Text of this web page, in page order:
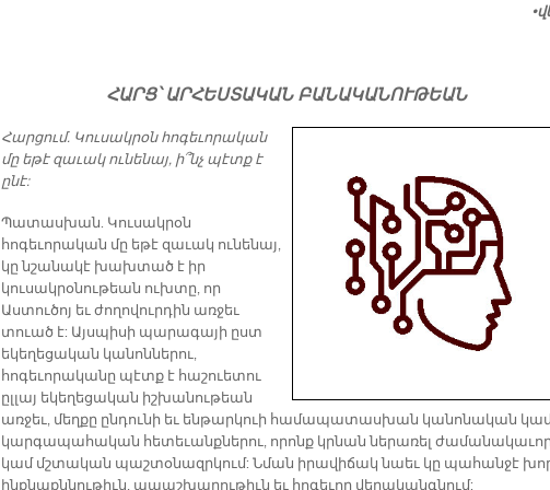
ՀԱՐՑ՝ ԱՐՀԵՍՏԱԿԱՆ ԲԱՆԱԿԱՆՈՒԹԵԱՆ
Հարցում. Կուսակրօն հոգեւորական
մը եթէ զաւակ ունենայ, ի՞նչ պէտք է
ընէ:
Պատասխան. Կուսակրօն
հոգեւորական մը եթէ զաւակ ունենայ,
կը նշանակէ խախտած է իր
կուսակրօնութեան ուխտը, որ
Աստուծոյ եւ ժողովուրդին առջեւ
տուած է: Այսպիսի պարագայի ըստ
եկեղեցական կանոններու,
հոգեւորականը պէտք է հաշուետու
ըլլայ եկեղեցական իշխանութեան
առջեւ, մեղքը ընդունի եւ ենթարկուի համապատասխան կանոնական
կարգապահական հետեւանքներու, որոնք կրնան ներառել ժամանակաւոր
կամ մշտական պաշտօնազրկում: Նման իրավիճակ նաեւ կը պահանջէ
ինքնաքննութիւն, ապաշխարութիւն եւ հոգեւոր վերականգնում: